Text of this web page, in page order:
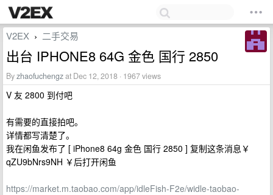
V2EX › 二手交易
出台 IPHONE8 64G 金色 国行 2850
Byzhaofuchengzat Dec 12, 2018 · 1967 views
V 友 2800 到付吧
有需要的直接拍吧。
详情都写清楚了。
我在闲鱼发布了 [ iPhone8 64g 金色 国行 2850 ] 复制这条消息￥
qZU9bNrs9NH ￥后打开闲鱼
https://market.m.taobao.com/app/idleFish-F2e/widle-taobao-